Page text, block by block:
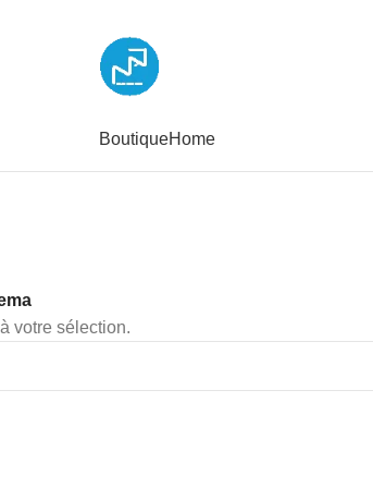
BoutiqueHome
votre sélection.